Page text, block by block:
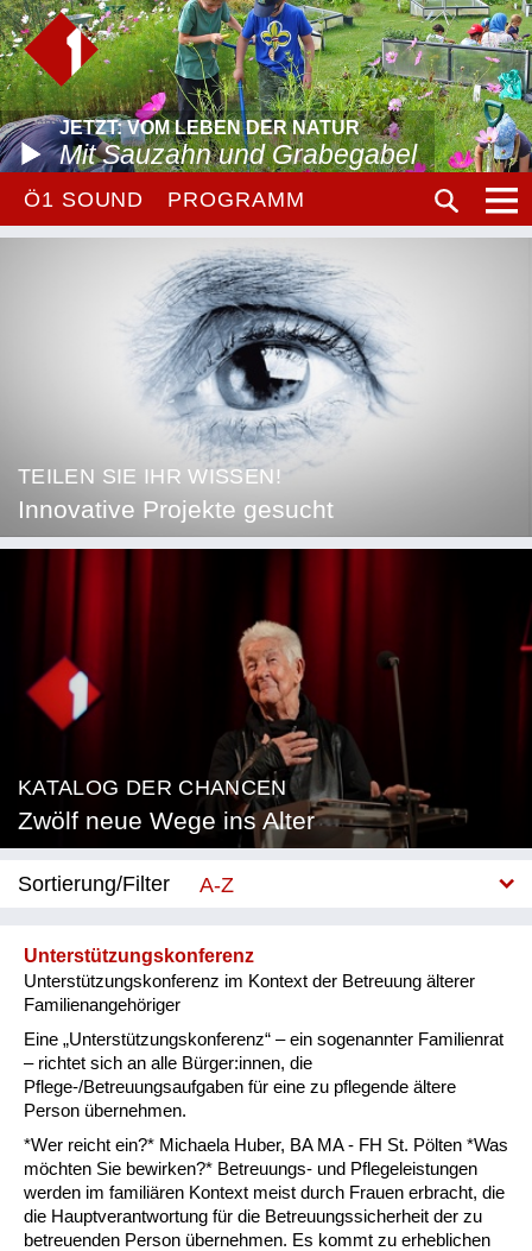
JETZT: VOM LEBEN DER NATUR
Mit Sauzahn und Grabegabel
Ö1 SOUND PROGRAMM
TEILEN SIE IHR WISSEN!
Innovative Projekte gesucht
KATALOG DER CHANCEN
Zwölf neue Wege ins Alter
Sortierung/Filter
A-Z
Beratung & Coaching
Bildung
Demenz
Digitalisierung
Gesundheit
Unterstützungskonferenz
Unterstützungskonferenz im Kontext der Betreuung älterer
Familienangehöriger
Eine „Unterstützungskonferenz“ – ein sogenannter Familienrat
– richtet sich an alle Bürger:innen, die
Pflege-/Betreuungsaufgaben für eine zu pflegende ältere
Person übernehmen.
*Wer reicht ein?* Michaela Huber, BA MA - FH St. Pölten *Was
möchten Sie bewirken?* Betreuungs- und Pflegeleistungen
werden im familiären Kontext meist durch Frauen erbracht, die
die Hauptverantwortung für die Betreuungssicherheit der zu
betreuenden Person übernehmen. Es kommt zu erheblichen